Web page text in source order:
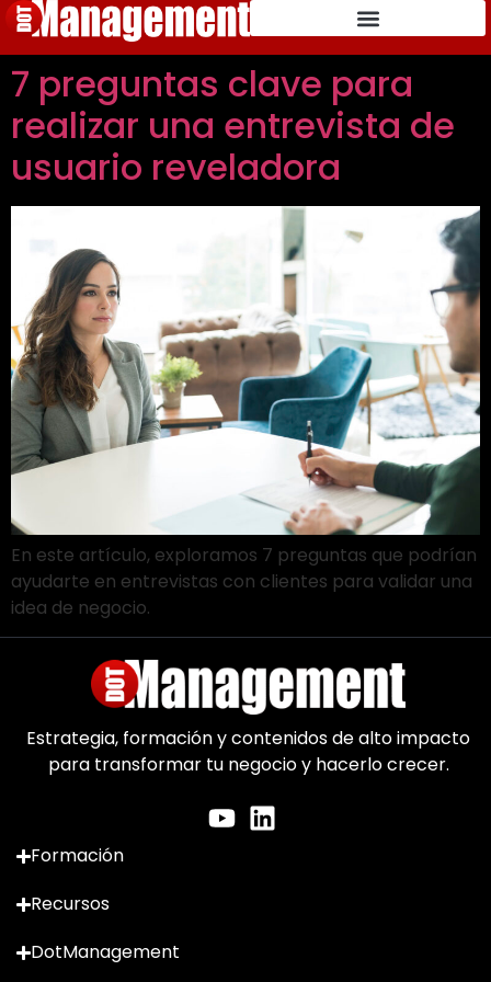
7 preguntas clave para
realizar una entrevista de
usuario reveladora
En este artículo, exploramos 7 preguntas que podrían
ayudarte en entrevistas con clientes para validar una
idea de negocio.
Estrategia, formación y contenidos de alto impacto
para transformar tu negocio y hacerlo crecer.
Formación
Recursos
DotManagement